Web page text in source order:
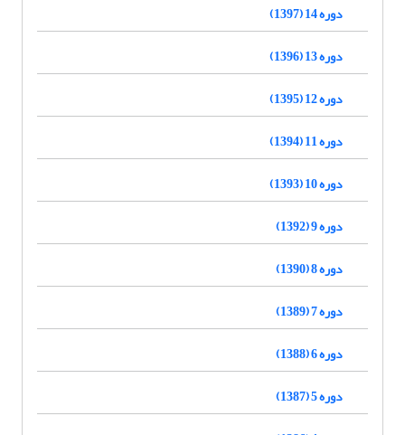
دوره 14 (1397)
دوره 13 (1396)
دوره 12 (1395)
دوره 11 (1394)
دوره 10 (1393)
دوره 9 (1392)
دوره 8 (1390)
دوره 7 (1389)
دوره 6 (1388)
دوره 5 (1387)